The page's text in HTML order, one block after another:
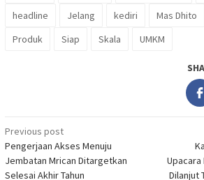
headline
Jelang kediri Mas Dhito
Produk
Siap Skala UMKM
Post
navigation
Previous post
Pengerjaan Akses Menuju
Jembatan Mrican Ditargetkan
Selesai Akhir Tahun
Upacara
Dilanjut